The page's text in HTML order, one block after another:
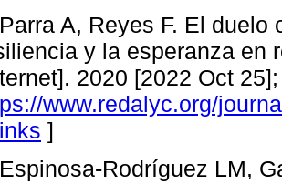
A, Reyes F. El
y la esperanza en
2020 [2022 Oct
www.redalyc.org/
]
Rodríguez LM,